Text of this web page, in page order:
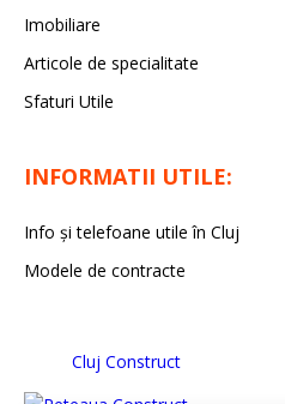
Imobiliare
Articole de specialitate
Sfaturi Utile
INFORMATII UTILE:
Info și telefoane utile în Cluj
Modele de contracte
Cluj Construct